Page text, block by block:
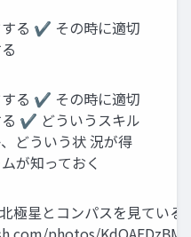
る ✔ その時に適切
る ✔ その時に適切
✔ どういうスキル
どういう状 況が得
が知っておく
極星とコンパスを見ている